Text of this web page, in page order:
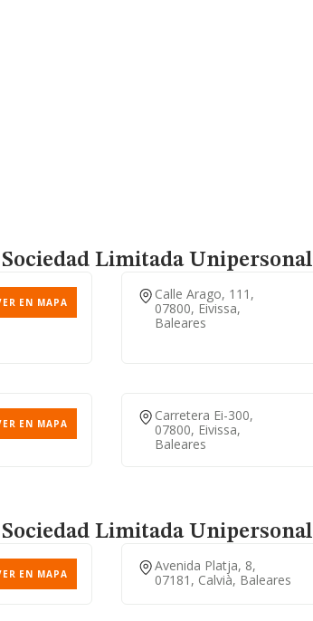
Limitada Unipersonal
EN MAPA
Calle Arago, 111,
07800, Eivissa,
Baleares
EN MAPA
Carretera Ei-300,
07800, Eivissa,
Baleares
Limitada Unipersonal
EN MAPA
Avenida Platja, 8,
07181, Calvià, Baleares